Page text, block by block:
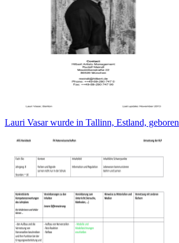
Lauri Vasar wurde in Tallinn, Estland, geboren